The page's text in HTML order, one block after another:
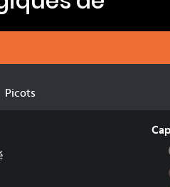
Picots